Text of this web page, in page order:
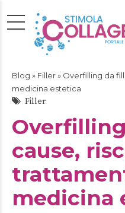
Blog » Filler» Overfilling da
medicina estetica
Filler
cause,
medicina